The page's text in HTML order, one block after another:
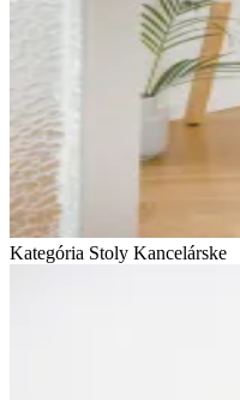
Kategória Stoly Kancelárske